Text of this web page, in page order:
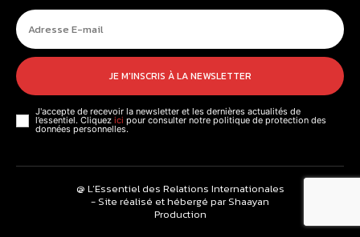
JE M'INSCRIS À LA NEWSLETTER
J'accepte de recevoir la newsletter et les dernières actualités de
l’essentiel. Cliquez ici pour consulter notre politique de protection des
données personnelles.
@ L’Essentiel des Relations Internationales
- Site réalisé et hébergé par Shaayan
Production